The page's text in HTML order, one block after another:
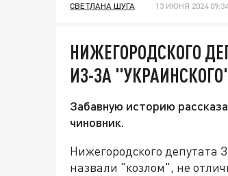
СВЕТЛАНА ШУГА 13 ИЮНЯ 2024 09:34
НИЖЕГОРОДСКОГО
ИЗ-ЗА
Забавную историю
чиновник.
Нижегородского депутата
назвали "козлом", не